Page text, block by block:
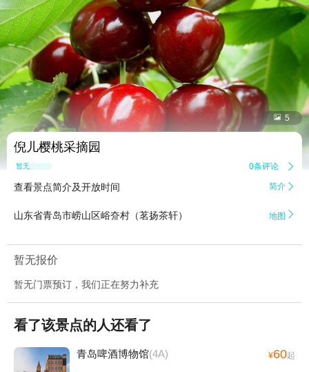
 5
倪儿樱桃采摘园
暂无点评 0条评论 
查看景点简介及开放时间 简介 
山东省青岛市崂山区峪夼村（茗扬茶轩） 地图 
暂无报价
暂无门票预订，我们正在努力补充
看了该景点的人还看了
青岛啤酒博物馆(4A) ¥60起
